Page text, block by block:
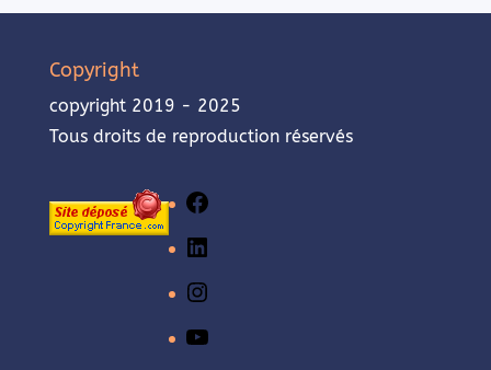
Copyright
copyright 2019 - 2025
Tous droits de reproduction réservés